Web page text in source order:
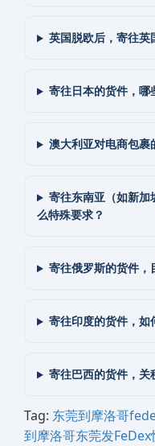
英国脱欧后，寄往英
寄往日本的货件，哪
澳大利亚对电商包裹
寄往东南亚（如新加
么特殊要求？
寄往俄罗斯的货件，
寄往印度的货件，如
寄往巴西的货件，关
Tag: 东莞到‌‌‌摩洛哥‌‌‌‌‌‌‌‌‌‌‌‌‌‌
到‌‌‌摩洛哥东莞发